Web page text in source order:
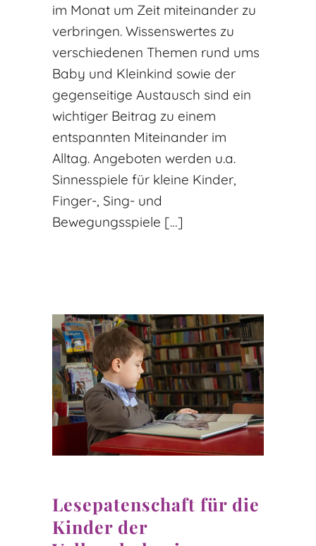
im Monat um Zeit miteinander zu
verbringen. Wissenswertes zu
verschiedenen Themen rund ums
Baby und Kleinkind sowie der
gegenseitige Austausch sind ein
wichtiger Beitrag zu einem
entspannten Miteinander im
Alltag. Angeboten werden u.a.
Sinnesspiele für kleine Kinder,
Finger-, Sing- und
Bewegungsspiele […]
Lesepatenschaft für die
Kinder der